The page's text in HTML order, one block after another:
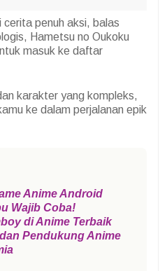
cerita penuh aksi, balas
Hametsu no Oukoku
masuk ke daftar
karakter yang kompleks,
ke dalam perjalanan epik
Anime Android
Wajib Coba!
di Anime Terbaik
Pendukung Anime